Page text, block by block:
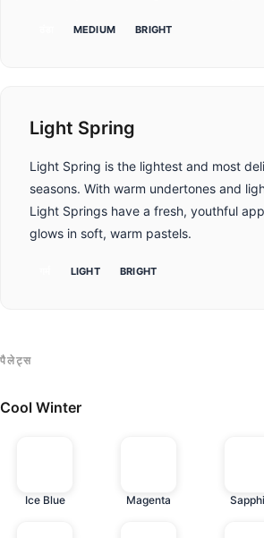
MEDIUM BRIGHT
Light Spring
Light Spring is the lightest and most
seasons. With warm undertones and
Light Springs have a fresh, youthful
glows in soft, warm pastels.
LIGHT BRIGHT
पैलेट्स
Cool Winter
Ice Blue Magenta